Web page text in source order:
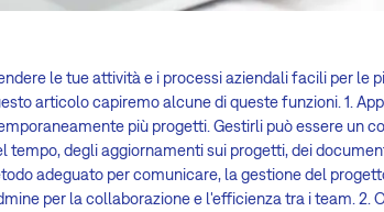
le tue attività e i processi aziendali facili per le
articolo capiremo alcune di queste funzioni. 1.
più progetti. Gestirli può essere un
tempo, degli aggiornamenti sui progetti, dei
adeguato per comunicare, la gestione del
per la collaborazione e l'efficienza tra i team. 2.